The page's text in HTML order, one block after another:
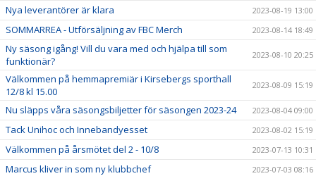
Nya leverantörer är klara 2023-08-19 13:00
SOMMARREA - Utförsäljning av FBC Merch 2023-08-14 18:49
Ny säsong igång! Vill du vara med och hjälpa till som
funktionär?
2023-08-10 20:25
Välkommen på hemmapremiär i Kirsebergs sporthall
12/8 kl 15.00
2023-08-09 15:19
Nu släpps våra säsongsbiljetter för säsongen 2023-24 2023-08-04 09:00
Tack Unihoc och Innebandyesset 2023-08-02 15:19
Välkommen på årsmötet del 2 - 10/8 2023-07-13 10:31
Marcus kliver in som ny klubbchef 2023-07-03 08:16